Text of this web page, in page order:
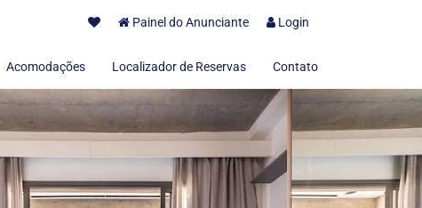
Painel do Anunciante Login
Acomodações Localizador de Reservas Contato